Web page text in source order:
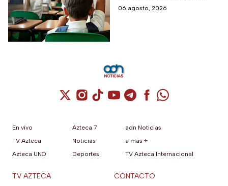
es gratis y esta es la
quienes buscan un cambio de
06 agosto, 2026
Cuenta de X / Twitter (se abre en una
Cuenta de Instagram (se abre en una
Cuenta de TikTok (se abre en
Cuenta de YouTube (se abre
Cuenta de Telegram (se
Cuenta de
Cuenta de
En vivo
TV Azteca
Azteca UNO
Azteca 7
Noticias
Deportes
adn Noticias
a más +
TV Azteca Internacional
TV AZTECA CONTACTO